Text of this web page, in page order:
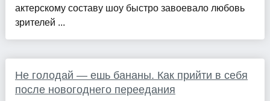
актерскому составу шоу быстро завоевало любовь
зрителей ...
Не голодай — ешь бананы. Как прийти в себя
после новогоднего переедания